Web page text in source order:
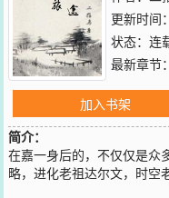
更新时间
状态：连
最新章节：
加入书架
简介：
在嘉一身后的，不仅仅是众
略，进化老祖达尔文，时空